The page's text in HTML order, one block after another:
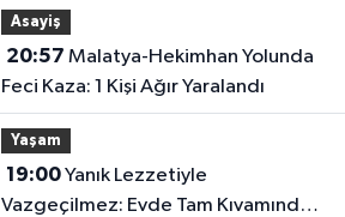
Asayiş
20:57
Feci Kaza: 1 Kişi Ağır Yaralandı
Yaşam
19:00Yanık Lezzetiyle
Vazgeçilmez: Evde Tam Kıvamında